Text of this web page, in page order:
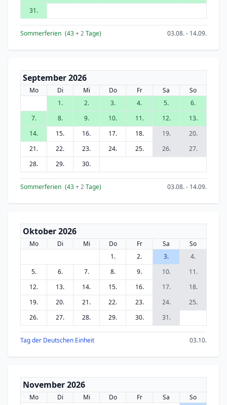
31.
Sommerferien (43+ 2Tage) 03.08. - 14.09.
September 2026
Mo Di Mi Do Fr Sa
So
1.
2. 3. 4. 5.
6.
7.
8. 9. 10. 11. 12.
13.
14.
15. 16. 17. 18. 19.
20.
21.
22. 23. 24. 25. 26.
27.
28.
29. 30.
Sommerferien (43+ 2Tage) 03.08. - 14.09.
Oktober 2026
Mo Di Mi Do Fr Sa
So
1.
2. 3.
4.
5.
6. 7. 8. 9. 10.
11.
12.
13. 14. 15. 16. 17.
18.
19.
20. 21. 22. 23. 24.
25.
26.
27. 28. 29. 30. 31.
Tag der Deutschen Einheit 03.10.
November 2026
Mo Di Mi Do Fr Sa
So